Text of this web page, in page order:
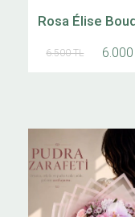
Rosa Élise
6.500 TL 6.000